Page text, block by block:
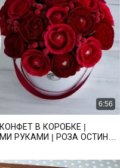
6:56
В КОРОБКЕ |
РУКАМИ | РОЗА ОСТИНА |